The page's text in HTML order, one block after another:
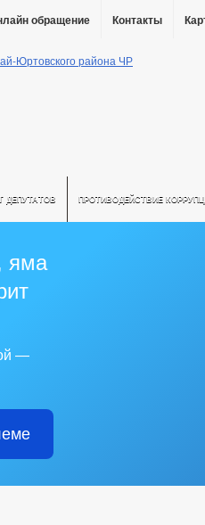
обращение Контакты
ДЕПУТАТОВ ПРОТИВОДЕЙСТВИЕ
яма
—